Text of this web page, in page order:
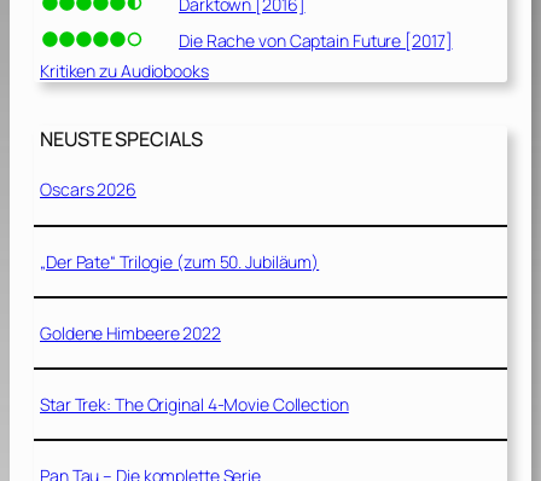
Die Rache von Captain Future [2017]
Kritiken zu Audiobooks
NEUSTE SPECIALS
Oscars 2026
„Der Pate“ Trilogie (zum 50. Jubiläum)
Goldene Himbeere 2022
Star Trek: The Original 4-Movie Collection
Pan Tau – Die komplette Serie